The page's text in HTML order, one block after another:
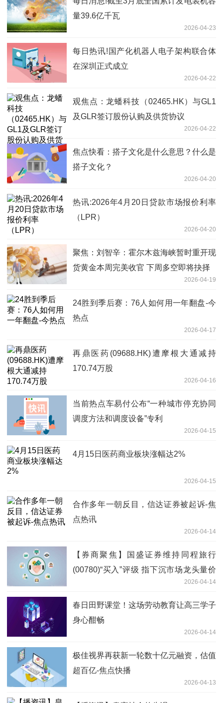
量39.6亿千瓦
2026-04-23
每日热讯!国产化机器人电子架构联合体
在深圳正式成立
2026-04-22
观焦点：龙蟠科技（02465.HK）与GL1
及GLR签订股份认购及供货协议
2026-04-22
焦点快看：搭子文化是什么意思？什么是
搭子文化？
2026-04-20
热讯:2026年4月20日贷款市场报价利率
（LPR）
2026-04-20
聚焦：刘智辛：霍尔木兹海峡暂时重开现
货黄金本周完美收官 下周多空即将抉择
2026-04-19
24胜到季后赛：76人如何用一年翻盘-今
热点
2026-04-17
再鼎医药(09688.HK)遭摩根大通减持
170.74万股
2026-04-16
当前热点车易付公布“一种城市停充协同
调度方法和调度设备”专利
2026-04-15
4月15日医药商业板块涨幅达2%
2026-04-15
合作多年一朝反目，信达证券被起诉-焦
点热讯
2026-04-14
【券商聚焦】国盛证券维持同程旅行
(00780)“买入”评级 指下沉市场龙头量价
2026-04-14
春日田野课堂！这场劳动教育让高三学子
身心酣畅
2026-04-14
极佳视界再获新一轮数十亿元融资，估值
超百亿-焦点快播
2026-04-13